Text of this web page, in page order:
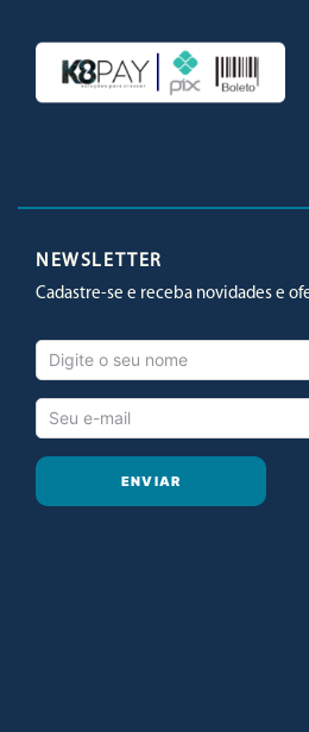
NEWSLETTER
Cadastre-se e receba novidades e
ENVIAR